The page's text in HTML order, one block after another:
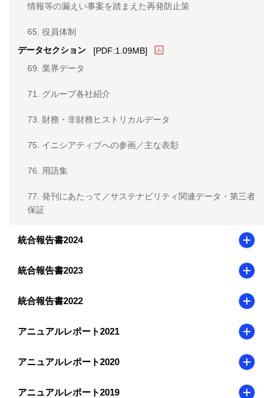
情報等の漏えい事案を踏まえた再発防止策
65. 役員体制
データセクション
[PDF:1.09MB]
PDFファイルが新規ウィンドウ
69. 業界データ
71. グループ各社紹介
73. 財務・非財務ヒストリカルデータ
75. イニシアティブへの参画／主な表彰
76. 用語集
77. 発刊にあたって／サステナビリティ関連データ・第三者
保証
統合報告書2024
統合報告書2023
統合報告書2022
アニュアルレポート2021
アニュアルレポート2020
アニュアルレポート2019